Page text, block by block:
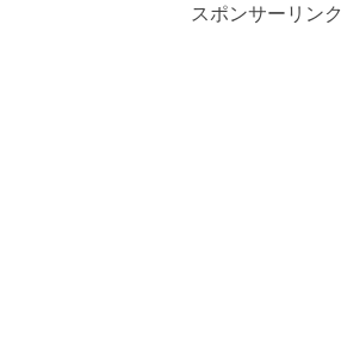
スポンサーリンク